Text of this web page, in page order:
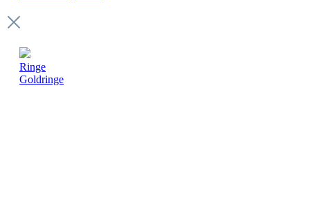
Ringe
Goldringe